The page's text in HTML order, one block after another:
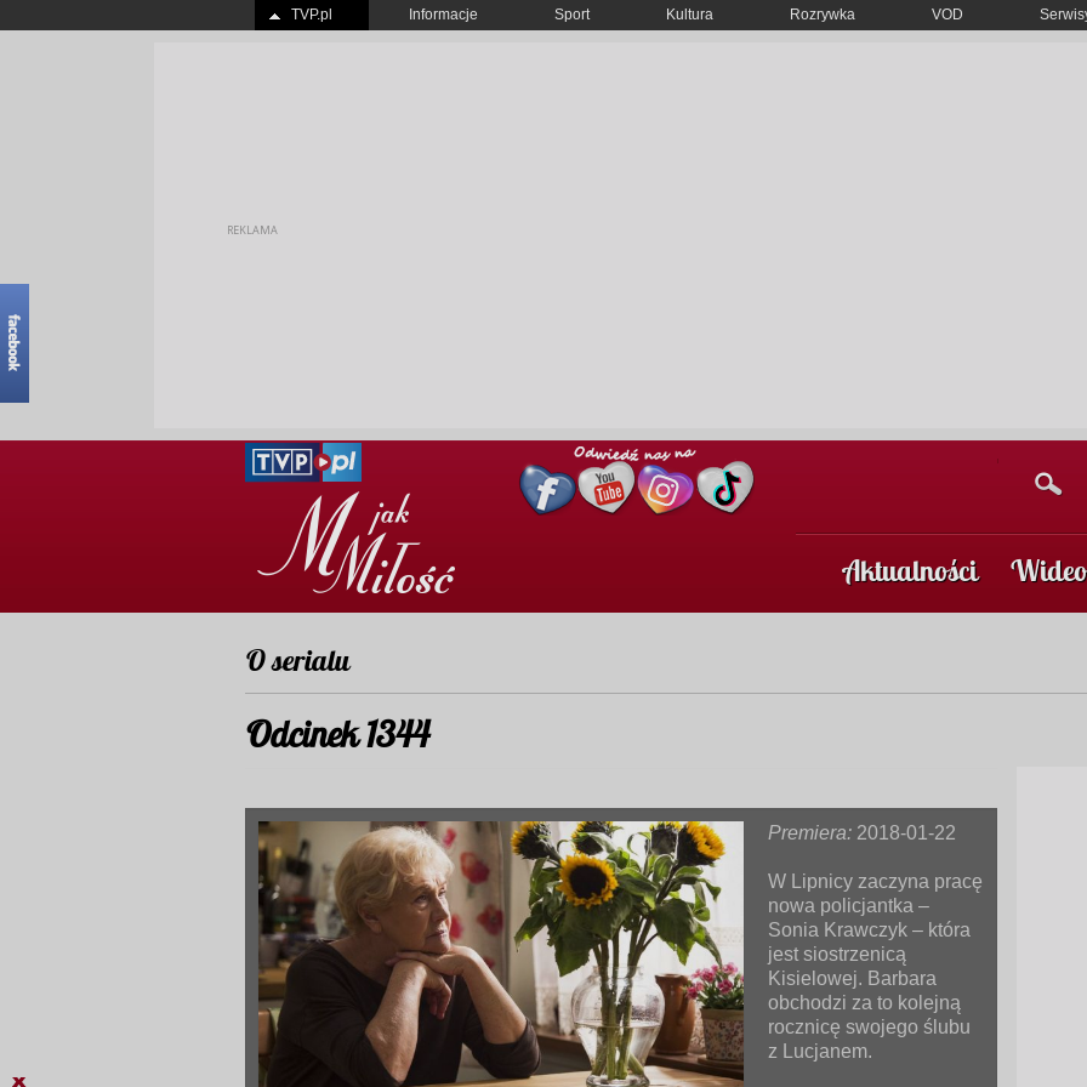
TVP.pl Informacje Sport Kultura Rozrywka VOD
Aktualności Wideo
O serialu
Odcinek 1344
Premiera: 2018-01-22
W Lipnicy zaczyna pracę
nowa policjantka –
Sonia Krawczyk – która
jest siostrzenicą
Kisielowej. Barbara
obchodzi za to kolejną
rocznicę swojego ślubu
z Lucjanem.